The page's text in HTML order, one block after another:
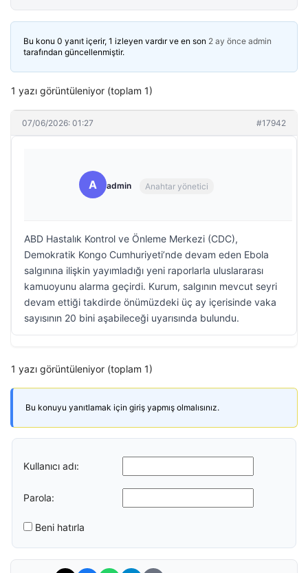
Bu konu 0 yanıt içerir, 1 izleyen vardır ve en son 2 ay önce admin
tarafından güncellenmiştir.
1 yazı görüntüleniyor (toplam 1)
07/06/2026: 01:27 #17942
A admin Anahtar yönetici
ABD Hastalık Kontrol ve Önleme Merkezi (CDC),
Demokratik Kongo Cumhuriyeti’nde devam eden Ebola
salgınına ilişkin yayımladığı yeni raporlarla uluslararası
kamuoyunu alarma geçirdi. Kurum, salgının mevcut seyri
devam ettiği takdirde önümüzdeki üç ay içerisinde vaka
sayısının 20 bini aşabileceği uyarısında bulundu.
1 yazı görüntüleniyor (toplam 1)
Bu konuyu yanıtlamak için giriş yapmış olmalısınız.
Kullanıcı adı:
Parola:
Beni hatırla